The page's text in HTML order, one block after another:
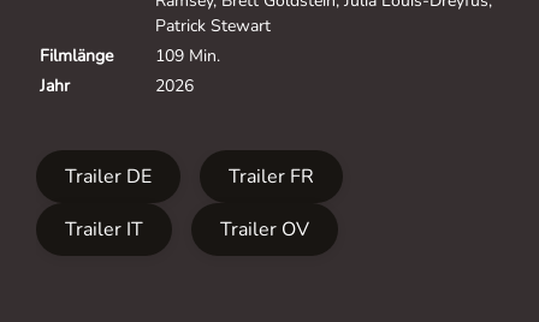
Patrick Stewart
Filmlänge
109 Min.
Jahr
2026
Trailer DE
Trailer FR
Trailer IT
Trailer OV